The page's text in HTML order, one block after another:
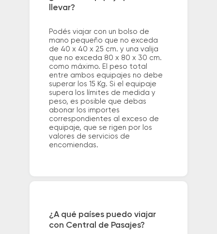
llevar?
Podés viajar con un bolso de
mano pequeño que no exceda
de 40 x 40 x 25 cm. y una valija
que no exceda 80 x 80 x 30 cm.
como máximo. El peso total
entre ambos equipajes no debe
superar los 15 Kg. Si el equipaje
supera los límites de medida y
peso, es posible que debas
abonar los importes
correspondientes al exceso de
equipaje, que se rigen por los
valores de servicios de
encomiendas.
¿A qué países puedo viajar
con Central de Pasajes?